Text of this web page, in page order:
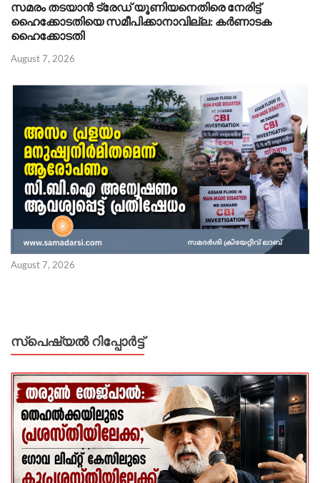
സമരം തടയാൻ ട്രേഡ് യൂണിയനെതിരെ നേരിട്ട്
ഹൈക്കോടതിയെ സമീപിക്കാനാവില്ല: കർണാടക
ഹൈക്കോടതി
August 7, 2026
August 7, 2026
സ്പെഷ്യൽ റിപ്പോര്‍ട്ട്